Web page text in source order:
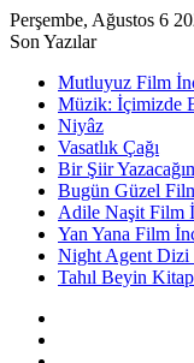
Perşembe, Ağustos 6
Son Yazılar
Mutluyuz Film
Müzik: İçimizde
Niyâz
Vasatlık Çağı
Bir Şiir
Bugün Güzel
Adile Naşit Film
Yan Yana Film
Night Agent Dizi
Tahıl Beyin